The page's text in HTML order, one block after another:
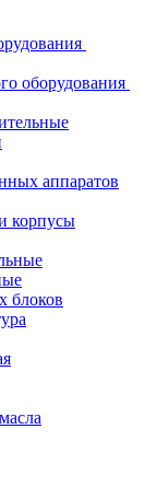
оборудования
аппаратов
корпусы
блоков